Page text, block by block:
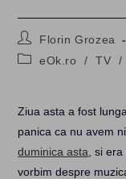
Post
author:
Florin Grozea
PosteOk.ro / TV /
Ziua asta a fost
panica ca nu avem
duminica asta , si
vorbim despre